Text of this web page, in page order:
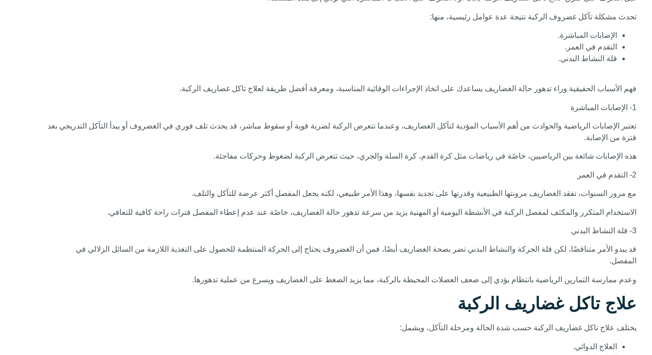
تحدث مشكلة تآكل غضروف الركبة نتيجة عدة عوامل رئيسية، منها:
الإصابات المباشرة.
التقدم في العمر.
قلة النشاط البدني.
فهم الأسباب الحقيقية وراء تدهور حالة الغضاريف يساعدك على اتخاذ الإجراءات الوقائية المناسبة، ومعرفة أفضل طريقة لعلاج تاكل غضاريف الركبة.
1- الإصابات المباشرة
تعتبر الإصابات الرياضية والحوادث من أهم الأسباب المؤدية لتآكل الغضاريف، وعندما تتعرض الركبة لضربة قوية أو سقوط مباشر، قد يحدث تلف فوري في الغضروف أو يبدأ التآكل التدريجي بعد
فترة من الإصابة.
هذه الإصابات شائعة بين الرياضيين، خاصًة في رياضات مثل كرة القدم، كرة السلة والجري، حيث تتعرض الركبة لضغوط وحركات مفاجئة.
2- التقدم في العمر
مع مرور السنوات، تفقد الغضاريف مرونتها الطبيعية وقدرتها على تجديد نفسها، وهذا الأمر طبيعي، لكنه يجعل المفصل أكثر عرضة للتآكل والتلف.
الاستخدام المتكرر والمكثف لمفصل الركبة في الأنشطة اليومية أو المهنية يزيد من سرعة تدهور حالة الغضاريف، خاصًة عند عدم إعطاء المفصل فترات راحة كافية للتعافي.
3- قلة النشاط البدني
قد يبدو الأمر متناقضًا، لكن قلة الحركة والنشاط البدني تضر بصحة الغضاريف أيضًا، فمن أن الغضروف يحتاج إلى الحركة المنتظمة للحصول على التغذية اللازمة من السائل الزلالي في
المفصل.
وعدم ممارسة التمارين الرياضية بانتظام يؤدي إلى ضعف العضلات المحيطة بالركبة، مما يزيد الضغط على الغضاريف ويسرع من عملية تدهورها.
علاج تاكل غضاريف الركبة
يختلف علاج تاكل غضاريف الركبة حسب شدة الحالة ومرحلة التآكل، ويشمل:
العلاج الدوائي.